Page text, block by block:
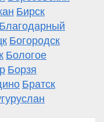
Бирск
Благодарный
Богородск
Бологое
Борзя
Братск